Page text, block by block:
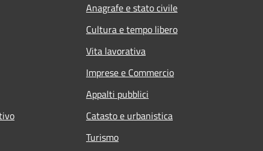
Anagrafe e stato civile
Cultura e tempo libero
Vita lavorativa
Imprese e Commercio
Appalti pubblici
Catasto e urbanistica
Turismo